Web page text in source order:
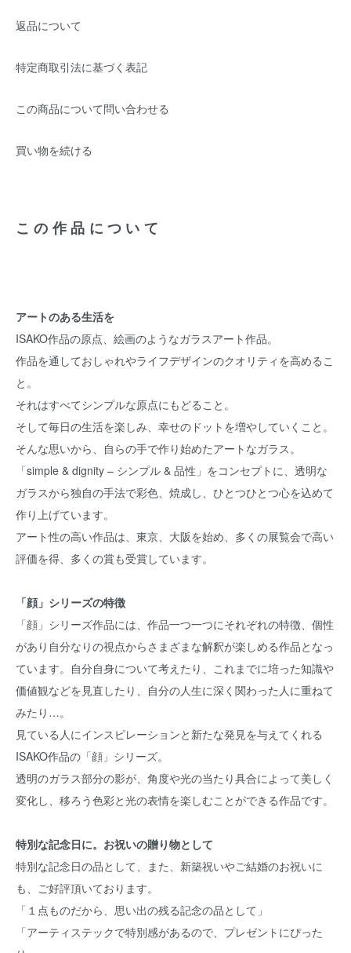
返品について
特定商取引法に基づく表記
この商品について問い合わせる
買い物を続ける
この作品について
アートのある生活を
ISAKO作品の原点、絵画のようなガラスアート作品。
作品を通しておしゃれやライフデザインのクオリティを高めるこ
と。
それはすべてシンプルな原点にもどること。
そして毎日の生活を楽しみ、幸せのドットを増やしていくこと。
そんな思いから、自らの手で作り始めたアートなガラス。
「simple & dignity – シンプル & 品性」をコンセプトに、透明な
ガラスから独自の手法で彩色、焼成し、ひとつひとつ心を込めて
作り上げています。
アート性の高い作品は、東京、大阪を始め、多くの展覧会で高い
評価を得、多くの賞も受賞しています。
「顔」シリーズの特徴
「顔」シリーズ作品には、作品一つ一つにそれぞれの特徴、個性
があり自分なりの視点からさまざまな解釈が楽しめる作品となっ
ています。自分自身について考えたり、これまでに培った知識や
価値観などを見直したり、自分の人生に深く関わった人に重ねて
みたり…。
見ている人にインスピレーションと新たな発見を与えてくれる
ISAKO作品の「顔」シリーズ。
透明のガラス部分の影が、角度や光の当たり具合によって美しく
変化し、移ろう色彩と光の表情を楽しむことができる作品です。
特別な記念日に。お祝いの贈り物として
特別な記念日の品として、また、新築祝いやご結婚のお祝いに
も、ご好評頂いております。
「１点ものだから、思い出の残る記念の品として」
「アーティステックで特別感があるので、プレゼントにぴった